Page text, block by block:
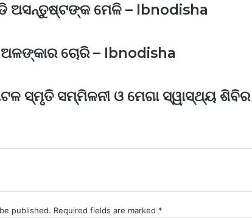
ଅସନ୍ତୁଷ୍ଟଙ୍କ ମେଳି – Ibnodisha
ଚୋରି – Ibnodisha
ସ୍ମୃତି ସମ୍ମିଳନୀ ଓ ମେଗା ସ୍ୱାସ୍ଥ୍ୟ ଶିବିର
published. Required fields are marked *